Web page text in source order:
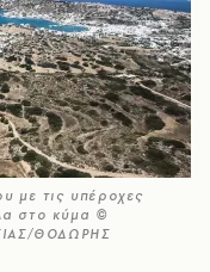
με τις υπέροχες
στο κύμα ©
ΘΟΔΩΡΗΣ